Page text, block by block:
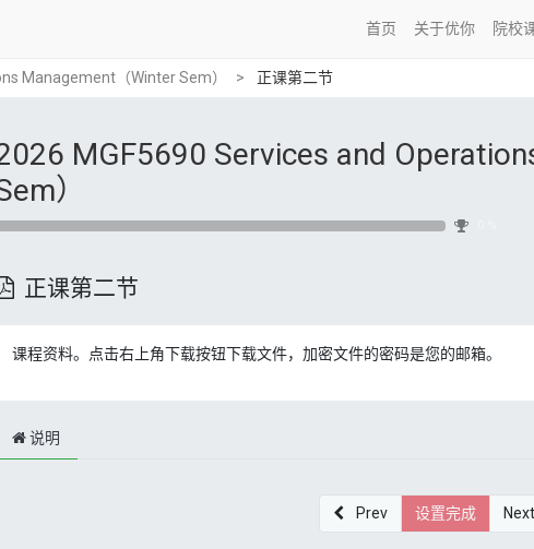
首页 关于优你 院校
Management（Winter Sem） 正课第二节
MGF5690 Services and
）
正课第二节
课程资料。点击右上角下载按钮下载文件，加密文件的密码是您的邮箱。
说明
Prev 设置完成 Next